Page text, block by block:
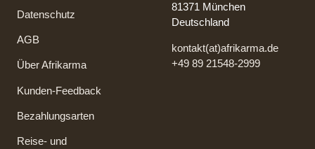
Datenschutz
AGB
Über Afrikarma
Kunden-Feedback
Bezahlungsarten
Reise- und
81371 München
Deutschland
kontakt(at)afrikarma.de
+49 89 21548-2999